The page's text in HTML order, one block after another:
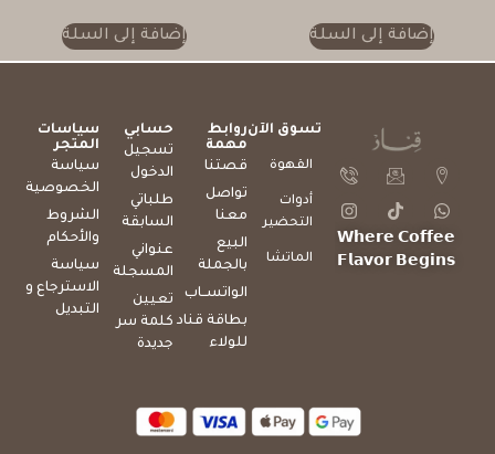
إضافة إلى السلة إضافة إلى السلة
𝗪𝗵𝗲𝗿𝗲 𝗖𝗼𝗳𝗳𝗲𝗲
𝗙𝗹𝗮𝘃𝗼𝗿 𝗕𝗲𝗴𝗶𝗻𝘀
تسوق الآن
القهوة
أدوات
التحضير
الماتشا
روابط
مهمة
قصتنا
تواصل
معنا
البيع
بالجملة
الواتســاب
بطاقة قناد
للولاء
حسابي
تسجيل
الدخول
طلباتي
السابقة
عنواني
المسجلة
تعيين
كلمة سر
جديدة
سياسات
المتجر
سياسة
الخصوصية
الشروط
والأحكام
سياسة
الاسترجاع و
التبديل